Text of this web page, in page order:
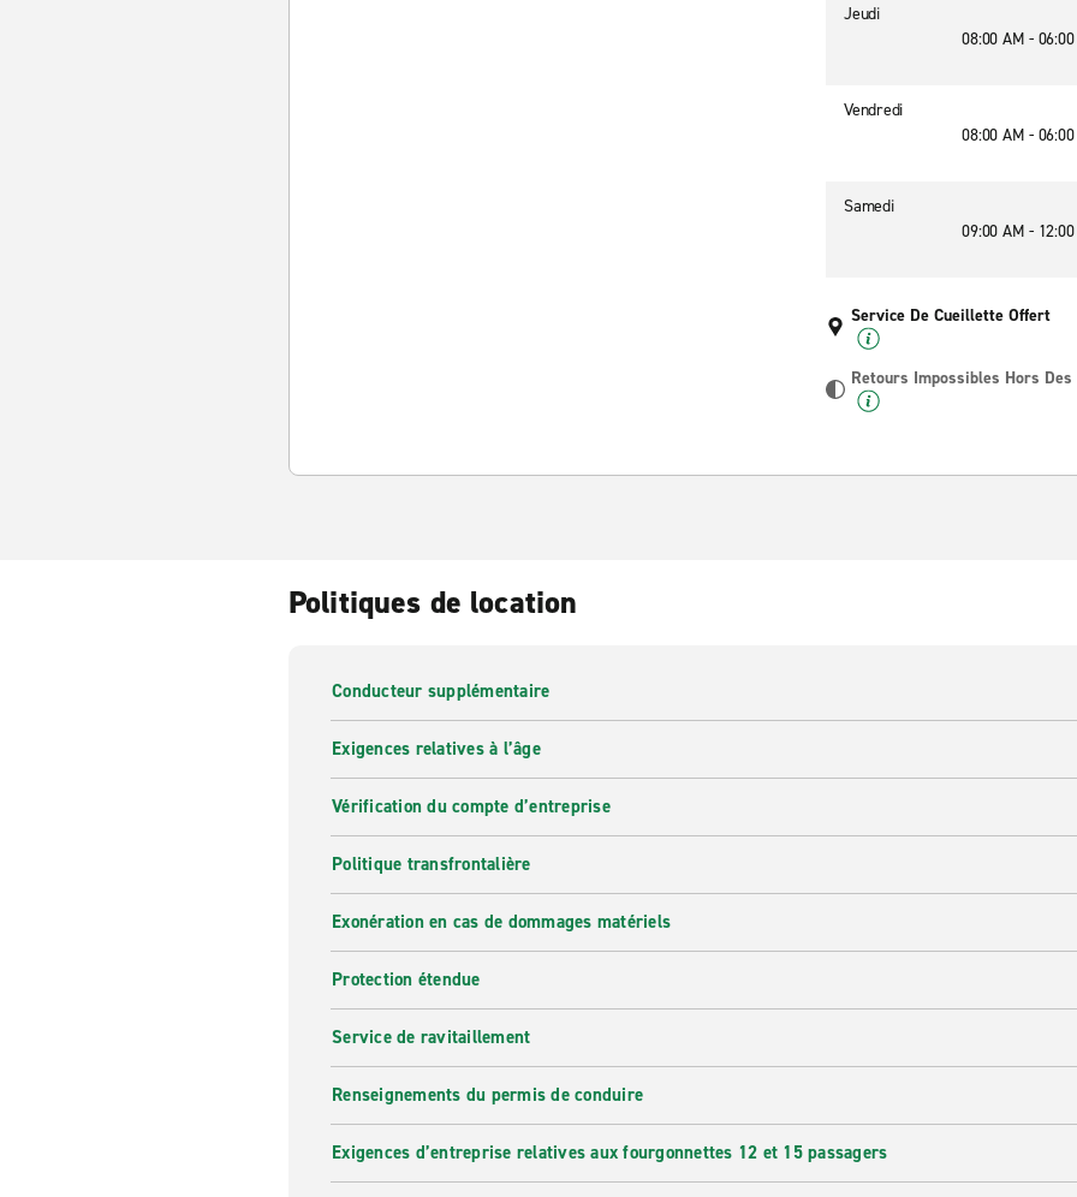
Jeudi
08:00 AM -
Vendredi
08:00 AM -
Samedi
09:00 AM -
Service De Cueillette Offert
Retours Impossibles Hors
Politiques de location
Conducteur supplémentaire
Exigences relatives à l’âge
Vérification du compte d’entreprise
Politique transfrontalière
Exonération en cas de dommages matériels
Protection étendue
Service de ravitaillement
Renseignements du permis de conduire
Exigences d’entreprise relatives aux fourgonnettes 12 et 15 passagers